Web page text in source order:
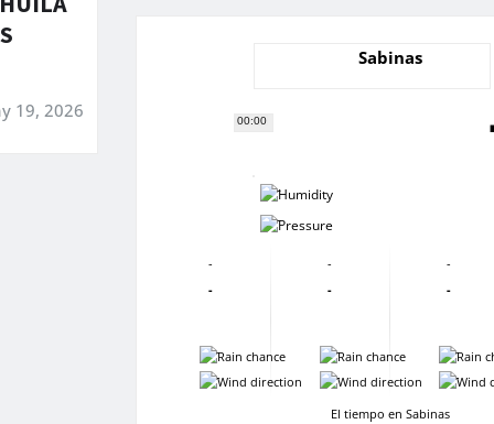
19, 2026 00:00
Sabinas
-
-
-
-
-
-
-
-
-
-
-
-
-
-
El tiempo en Sabinas